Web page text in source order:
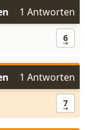
1 Antworten
6
1 Antworten
7